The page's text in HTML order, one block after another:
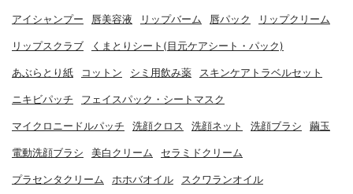
アイシャンプー 唇美容液 リップバーム 唇パック リップクリーム
リップスクラブ くまとりシート(目元ケアシート・パック)
あぶらとり紙 コットン シミ用飲み薬 スキンケアトラベルセット
ニキビパッチ フェイスパック・シートマスク
マイクロニードルパッチ 洗顔クロス 洗顔ネット 洗顔ブラシ 繭玉
電動洗顔ブラシ 美白クリーム セラミドクリーム
プラセンタクリーム ホホバオイル スクワランオイル